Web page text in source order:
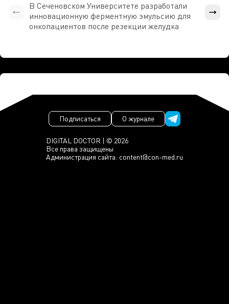
В Сеченовском Университете разработали
инновационную ферментную эмульсию для
онкопациентов после резекции желудка
DIGITAL DOCTOR | © 2026
Все права защищены
Администрация сайта: content@con-med.ru
Подписаться О журнале